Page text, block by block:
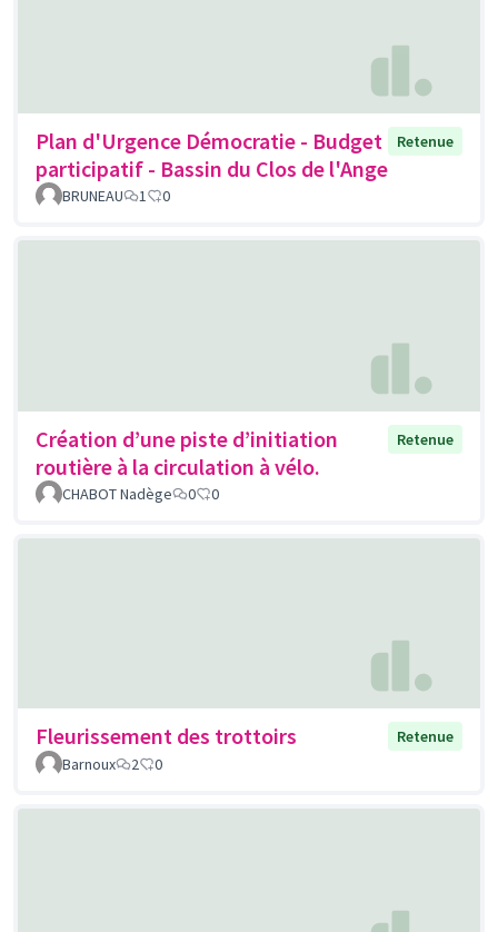
Plan d'Urgence Démocratie - Budget
participatif - Bassin du Clos de l'Ange
Retenue
BRUNEAU 1 0
Création d’une piste d’initiation
routière à la circulation à vélo.
Retenue
CHABOT Nadège 0 0
Fleurissement des trottoirs
Retenue
Barnoux
2 0